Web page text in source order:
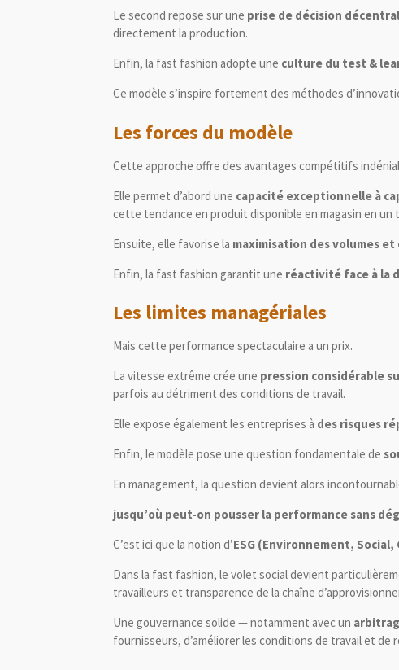
Le second repose sur une prise de décision
directement la production.
Enfin, la fast fashion adopte une culture du test &
Ce modèle s’inspire fortement des méthodes
Les forces du modèle
Cette approche offre des avantages compétitifs
Elle permet d’abord une capacité exceptionnelle à
cette tendance en produit disponible en magasin en un
Ensuite, elle favorise la maximisation des volumes et
Enfin, la fast fashion garantit une réactivité face à la
Les limites managériales
Mais cette performance spectaculaire a un prix.
La vitesse extrême crée une pression considérable
parfois au détriment des conditions de travail.
Elle expose également les entreprises à des risques
Enfin, le modèle pose une question fondamentale de
En management, la question devient alors
jusqu’où peut-on pousser la performance sans
C’est ici que la notion d’ESG (Environnement, Social,
Dans la fast fashion, le volet social devient
travailleurs et transparence de la chaîne
Une gouvernance solide — notamment avec un
fournisseurs, d’améliorer les conditions de travail et de